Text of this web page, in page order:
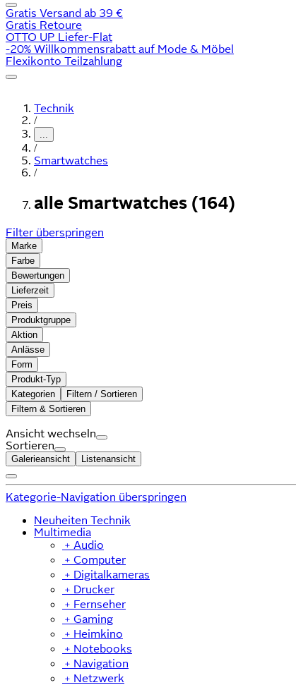
Gratis Versand ab 39 €
Gratis Retoure
OTTO UP Liefer-Flat
-20% Willkommensrabatt auf Mode & Möbel
Flexikonto Teilzahlung
Technik
/
...
/
Smartwatches
/
alle Smartwatches (164)
Filter überspringen
Marke
Farbe
Bewertungen
Lieferzeit
Preis
Produktgruppe
Aktion
Anlässe
Form
Produkt-Typ
Kategorien
Filtern / Sortieren
Filtern & Sortieren
Ansicht wechseln
Sortieren
Galerieansicht Listenansicht
Kategorie-Navigation überspringen
Neuheiten Technik
Multimedia
﹢ Audio
﹢ Computer
﹢ Digitalkameras
﹢ Drucker
﹢ Fernseher
﹢ Gaming
﹢ Heimkino
﹢ Notebooks
﹢ Navigation
﹢ Netzwerk